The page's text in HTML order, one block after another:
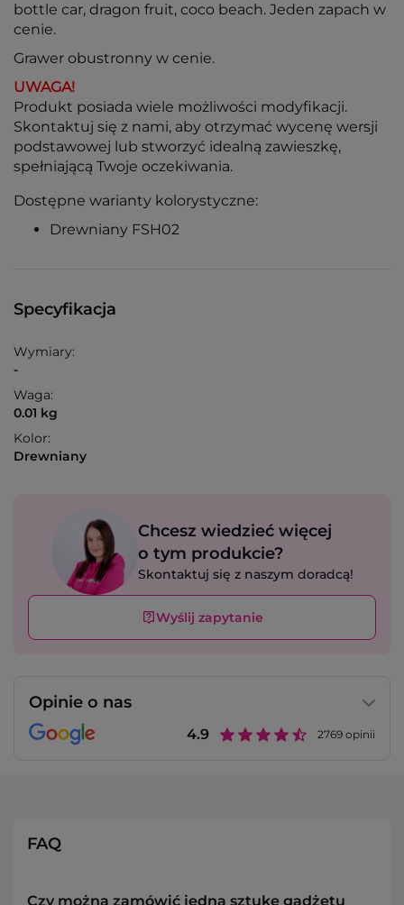
bottle car, dragon fruit, coco beach. Jeden zapach w
cenie.
Grawer obustronny w cenie.
UWAGA!
Produkt posiada wiele możliwości modyfikacji.
Skontaktuj się z nami, aby otrzymać wycenę wersji
podstawowej lub stworzyć idealną zawieszkę,
spełniającą Twoje oczekiwania.
Dostępne warianty kolorystyczne:
Drewniany FSH02
Specyfikacja
Wymiary:
-
Waga:
0.01 kg
Kolor:
Drewniany
Chcesz wiedzieć więcej
o tym produkcie?
Skontaktuj się z naszym doradcą!
Wyślij zapytanie
Opinie o nas
4.9 2769 opinii
FAQ
Czy można zamówić jedną sztukę gadżetu